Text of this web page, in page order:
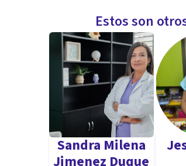
Orientación vocacional
Aptitudes
Nuestras psicólogas tienen
diplomados en diferentes áreas
Estos son
Sandra Milena
Jimenez Duque